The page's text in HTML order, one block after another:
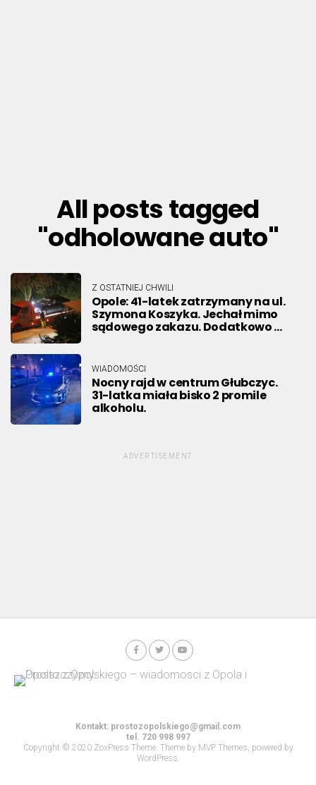
All posts tagged
"odholowane auto"
Z OSTATNIEJ CHWILI
Opole: 41-latek zatrzymany na ul.
Szymona Koszyka. Jechał mimo
sądowego zakazu. Dodatkowo …
WIADOMOŚCI
Nocny rajd w centrum Głubczyc.
31-latka miała bisko 2 promile
alkoholu.
ADVERTISEMENT
Kontakt: prostozopolskiego@gmail.com
tel. 720 998 997
Copyright © 2020 ZoxPress Theme. Theme by MVP Themes, powered by
WordPress.